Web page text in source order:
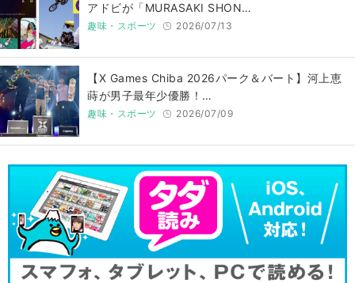
アドビが「MURASAKI SHON…
趣味・スポーツ 2026/07/13
【X Games Chiba 2026パーク＆バート】河上恵
蒔が男子最年少優勝！…
趣味・スポーツ 2026/07/09